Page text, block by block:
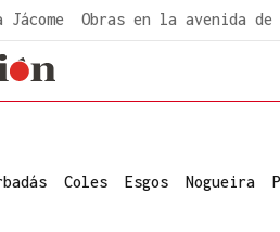
Obras en la avenida de
Coles Esgos Nogueira